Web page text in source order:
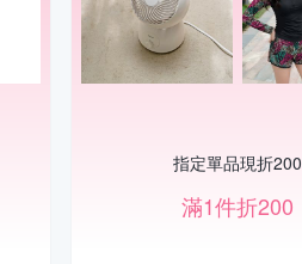
指定單品現折200
滿1件折200